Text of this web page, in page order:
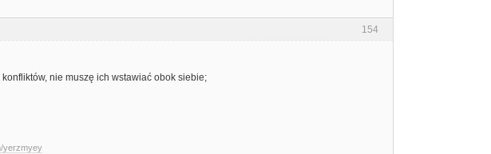
154
nie muszę ich wstawiać obok siebie;
yerzmyey